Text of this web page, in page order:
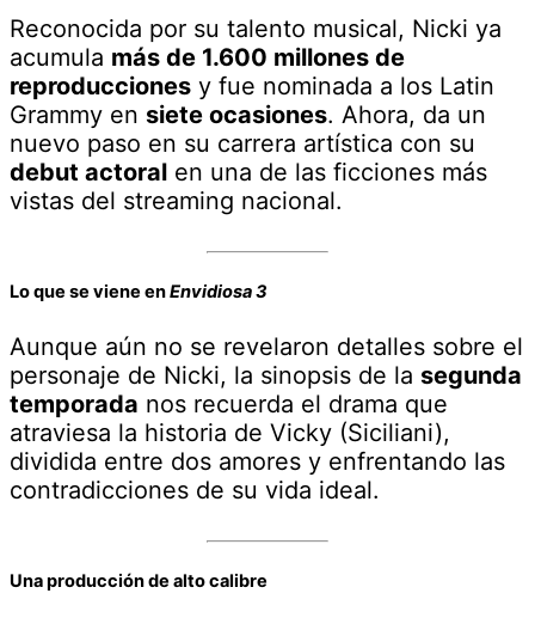
Reconocida por su talento musical, Nicki ya
acumula más de 1.600 millones de
reproducciones y fue nominada a los Latin
Grammy en siete ocasiones. Ahora, da un
nuevo paso en su carrera artística con su
debut actoral en una de las ficciones más
vistas del streaming nacional.
Lo que se viene enEnvidiosa 3
Aunque aún no se revelaron detalles sobre el
personaje de Nicki, la sinopsis de la segunda
temporada nos recuerda el drama que
atraviesa la historia de Vicky (Siciliani),
dividida entre dos amores y enfrentando las
contradicciones de su vida ideal.
Una producción de alto calibre